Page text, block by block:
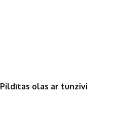
Pildītas olas ar tunzivi